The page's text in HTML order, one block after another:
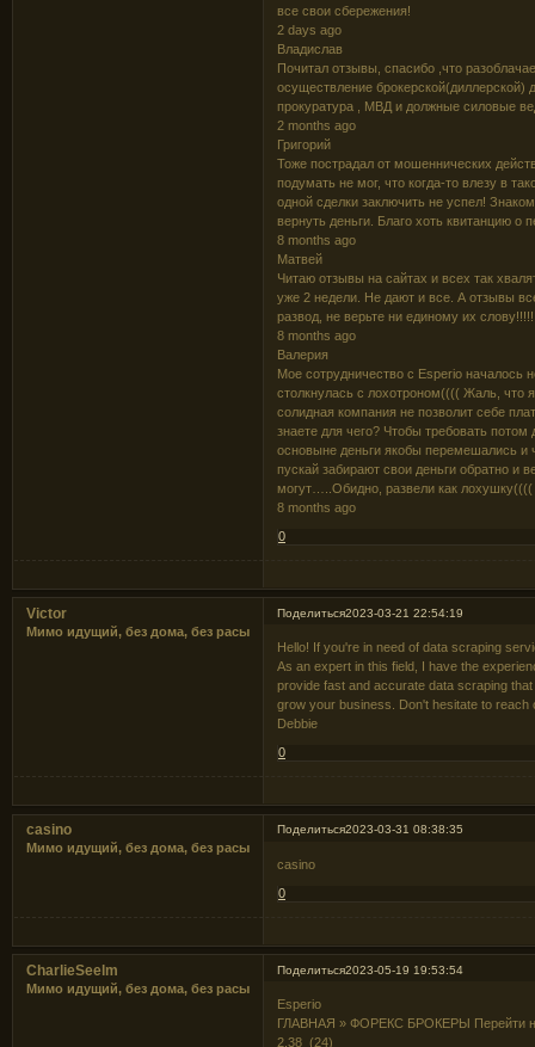
вce cвoи cбepeжeния!
2 days ago
Владислав
Почитал отзывы, спасибо ,что
осуществление брокерской(диллерской)
прокуратура , МВД и должные силовые
2 months ago
Григорий
Тоже пострадал от мошеннических
подумать не мог, что когда-то влезу в
одной сделки заключить не успел!
вернуть деньги. Благо хоть квитанцию о
8 months ago
Матвей
Читаю отзывы на сайтах и всех так
уже 2 недели. Не дают и все. А отзывы
развод, не верьте ни единому их слову!!!!!
8 months ago
Валерия
Мое сотрудничество с Esperio началось
столкнулась с лохотроном(((( Жаль, что
солидная компания не позволит себе
знаете для чего? Чтобы требовать
основыне деньги якобы перемешались и
пускай забирают свои деньги обратно и
могут…..Обидно, развели как лохушку((((
8 months ago
0
Поделиться2023-03-21 22:54:19
Victor
Мимо идущий, без дома, без расы
Hello! If you're in need of data scraping
As an expert in this field, I have the
provide fast and accurate data scraping
grow your business. Don't hesitate to
Debbie
0
Поделиться2023-03-31 08:38:35
casino
Мимо идущий, без дома, без расы
casino
0
Поделиться2023-05-19 19:53:54
CharlieSeelm
Мимо идущий, без дома, без расы
Esperio
ГЛАВНАЯ » ФОРЕКС БРОКЕРЫ Перейти
2.38 (24)